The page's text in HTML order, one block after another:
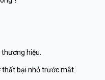
hiệu.
thất bại nhỏ trước mắt.